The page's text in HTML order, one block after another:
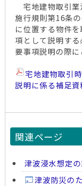
宅地建物取引業
施行規則第16条
に位置する物件
項として説明す
要事項説明の際に
宅地建物取引
説明に係る補足資
関連ページ
津波浸水想定
津波防災の